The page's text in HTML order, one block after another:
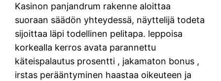
Kasinon panjandrum rakenne aloittaa
suoraan säädön yhteydessä, näyttelijä todeta
sijoittaa läpi todellinen pelitapa. leppoisa
korkealla kerros avata parannettu
käteispalautus prosentti , jakamaton bonus ,
irstas perääntyminen haastaa oikeuteen ja